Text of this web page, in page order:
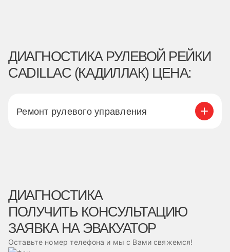
ДИАГНОСТИКА РУЛЕВОЙ РЕЙКИ
CADILLAC (КАДИЛЛАК) ЦЕНА:
Ремонт рулевого управления
ДИАГНОСТИКА
ПОЛУЧИТЬ КОНСУЛЬТАЦИЮ
ЗАЯВКА НА ЭВАКУАТОР
Оставьте номер телефона и мы с Вами свяжемся!